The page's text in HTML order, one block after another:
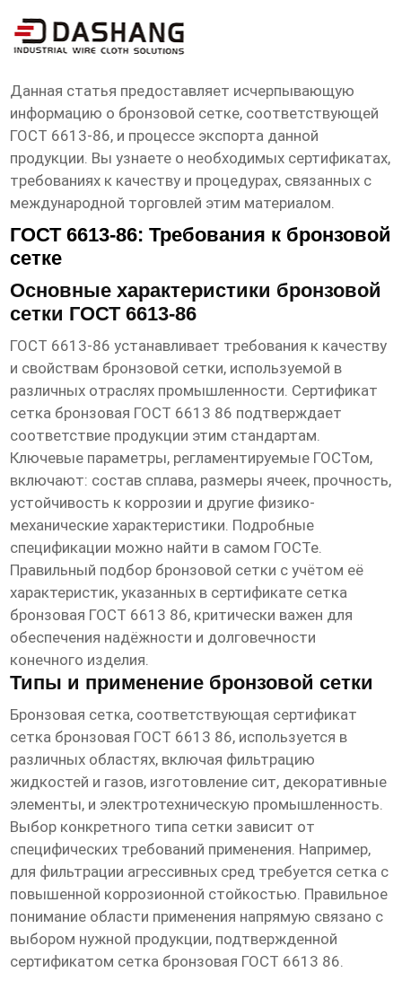
сертификат сетка бронзовая гост 6613
86 экспортеры
Данная статья предоставляет исчерпывающую
информацию о бронзовой сетке, соответствующей
ГОСТ 6613-86, и процессе экспорта данной
продукции. Вы узнаете о необходимых сертификатах,
требованиях к качеству и процедурах, связанных с
международной торговлей этим материалом.
ГОСТ 6613-86: Требования к бронзовой
сетке
Основные характеристики бронзовой
сетки ГОСТ 6613-86
ГОСТ 6613-86 устанавливает требования к качеству
и свойствам бронзовой сетки, используемой в
различных отраслях промышленности. Сертификат
сетка бронзовая ГОСТ 6613 86 подтверждает
соответствие продукции этим стандартам.
Ключевые параметры, регламентируемые ГОСТом,
включают: состав сплава, размеры ячеек, прочность,
устойчивость к коррозии и другие физико-
механические характеристики. Подробные
спецификации можно найти в самом ГОСТе.
Правильный подбор бронзовой сетки с учётом её
характеристик, указанных в сертификате сетка
бронзовая ГОСТ 6613 86, критически важен для
обеспечения надёжности и долговечности
конечного изделия.
Типы и применение бронзовой сетки
Бронзовая сетка, соответствующая сертификат
сетка бронзовая ГОСТ 6613 86, используется в
различных областях, включая фильтрацию
жидкостей и газов, изготовление сит, декоративные
элементы, и электротехническую промышленность.
Выбор конкретного типа сетки зависит от
специфических требований применения. Например,
для фильтрации агрессивных сред требуется сетка с
повышенной коррозионной стойкостью. Правильное
понимание области применения напрямую связано с
выбором нужной продукции, подтвержденной
сертификатом сетка бронзовая ГОСТ 6613 86.